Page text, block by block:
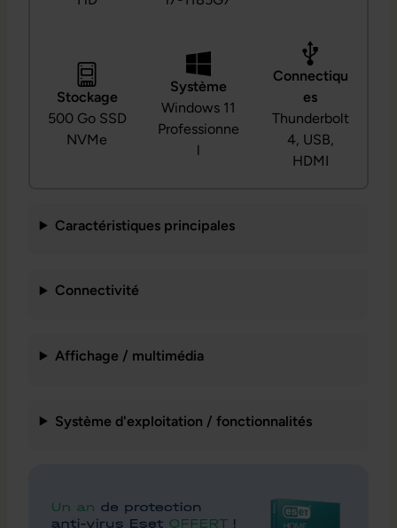
Stockage
500 Go SSD
NVMe
Système
Windows 11
Professionne
l
Connectiqu
es
Thunderbolt
4, USB,
HDMI
Caractéristiques principales
Connectivité
Affichage / multimédia
Système d'exploitation / fonctionnalités